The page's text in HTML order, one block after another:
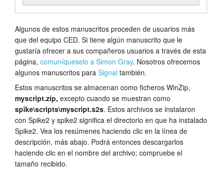
Algunos de estos manuscritos proceden de usuarios más
que del equipo CED. Si tiene algún manuscrito que le
gustaría ofrecer a sus compañeros usuarios a través de esta
página, comuníqueselo a Simon Gray. Nosotros ofrecemos
algunos manuscritos para Signal también.
Estos manuscritos se almacenan como ficheros WinZip,
myscript.zip, excepto cuando se muestran como
spike\scripts\myscript.s2s. Estos archivos se instalaron
con Spike2 y spike2 significa el directorio en que ha instalado
Spike2. Vea los resúmenes haciendo clic en la línea de
descripción, más abajo. Podrá entonces descargarlos
haciendo clic en el nombre del archivo; compruebe el
tamaño recibido.